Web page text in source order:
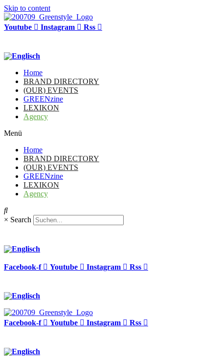
Skip to content
Youtube Instagram Rss
Home
BRAND DIRECTORY
(OUR) EVENTS
GREENzine
LEXIKON
Agency
Menü
Home
BRAND DIRECTORY
(OUR) EVENTS
GREENzine
LEXIKON
Agency
× Search
Facebook-f Youtube Instagram Rss
Facebook-f Youtube Instagram Rss